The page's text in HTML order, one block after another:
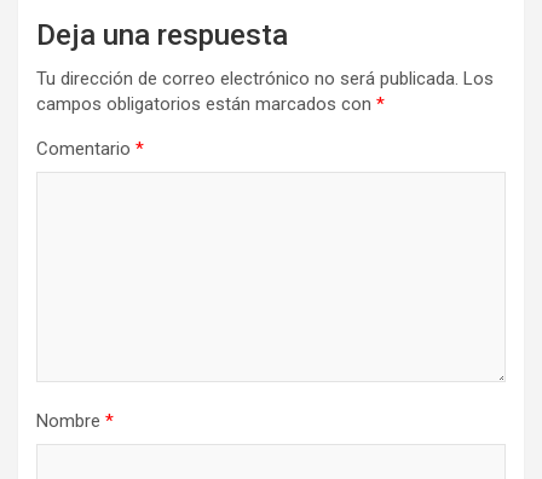
Deja una respuesta
Tu dirección de correo electrónico no será publicada. Los
campos obligatorios están marcados con *
Comentario *
Nombre *